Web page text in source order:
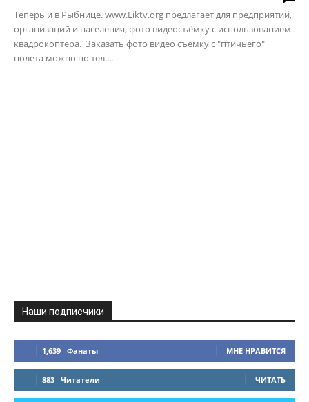
Теперь и в Рыбнице. www.Liktv.org предлагает для предприятий,
организаций и населения, фото видеосъёмку с использованием
квадрокоптера. Заказать фото видео съёмку с "птичьего"
полета можно по тел....
Наши подписчики
1,639 Фанаты МНЕ НРАВИТСЯ
883 Читатели ЧИТАТЬ